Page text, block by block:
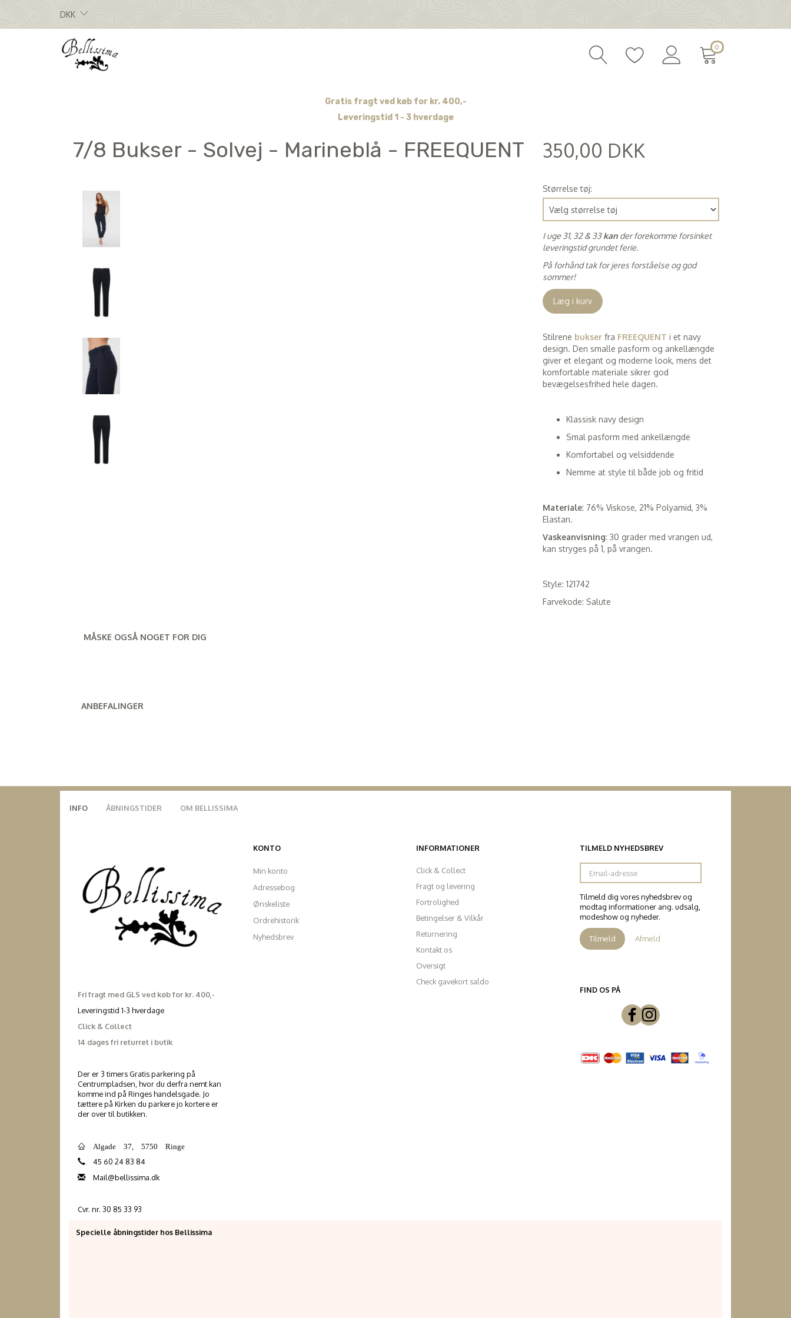
DKK
0
Gratis fragt ved køb for kr. 400,-
Leveringstid 1 - 3 hverdage
7/8 Bukser - Solvej - Marineblå - FREEQUENT 350,00 DKK
Størrelse tøj:
I uge 31, 32 & 33kan der forekomme forsinket
leveringstid grundet ferie.
På forhånd tak for jeres forståelse og god
sommer!
Læg i kurv
Stilrene bukser fra FREEQUENT i et navy
design. Den smalle pasform og ankellængde
giver et elegant og moderne look, mens det
komfortable materiale sikrer god
bevægelsesfrihed hele dagen.
Klassisk navy design
Smal pasform med ankellængde
Komfortabel og velsiddende
Nemme at style til både job og fritid
Materiale: 76% Viskose, 21% Polyamid, 3%
Elastan.
Vaskeanvisning: 30 grader med vrangen ud,
kan stryges på 1, på vrangen.
Style: 121742
Farvekode: Salute
MÅSKE OGSÅ NOGET FOR DIG
ANBEFALINGER
INFO ÅBNINGSTIDER OM BELLISSIMA
Fri fragt med GLS ved køb for kr. 400,-
Leveringstid 1-3 hverdage
Click & Collect
14 dages fri returret i butik
Der er 3 timers Gratis parkering på
Centrumpladsen, hvor du derfra nemt kan
komme ind på Ringes handelsgade. Jo
tættere på Kirken du parkere jo kortere er
der over til butikken.
Algade 37, 5750 Ringe
45 60 24 83 84
Mail@bellissima.dk
Cvr. nr. 30 85 33 93
KONTO
Min konto
Adressebog
Ønskeliste
Ordrehistorik
Nyhedsbrev
INFORMATIONER
Click & Collect
Fragt og levering
Fortrolighed
Betingelser & Vilkår
Returnering
Kontakt os
Oversigt
Check gavekort saldo
TILMELD NYHEDSBREV
Email-
adresse
Tilmeld dig vores nyhedsbrev og
modtag informationer ang. udsalg,
modeshow og nyheder.
Tilmeld Afmeld
FIND OS PÅ
Specielle åbningstider hos Bellissima